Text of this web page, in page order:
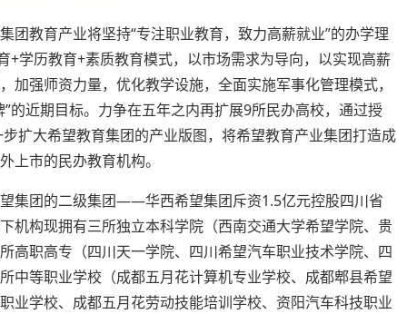
团教育产业将坚持“专注职业教育，致力高薪就业”的办学理
+学历教育+素质教育模式，以市场需求为导向，以实现高薪
强师资力量，优化教学设施，全面实施军事化管理模式，
的近期目标。力争在五年之内再扩展9所民办高校，通过授
扩大希望教育集团的产业版图，将希望教育产业集团打造成
上市的民办教育机构。
集团的二级集团——华西希望集团斥资1.5亿元控股四川省
机构现拥有三所独立本科学院（西南交通大学希望学院、贵
高职高专（四川天一学院、四川希望汽车职业技术学院、四
中等职业学校（成都五月花计算机专业学校、成都郫县希望
业学校、成都五月花劳动技能培训学校、资阳汽车科技职业